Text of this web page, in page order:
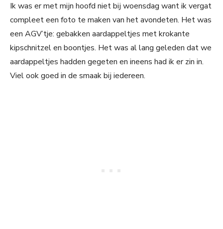
Ik was er met mijn hoofd niet bij woensdag want ik vergat
compleet een foto te maken van het avondeten. Het was
een AGV’tje: gebakken aardappeltjes met krokante
kipschnitzel en boontjes. Het was al lang geleden dat we
aardappeltjes hadden gegeten en ineens had ik er zin in.
Viel ook goed in de smaak bij iedereen.